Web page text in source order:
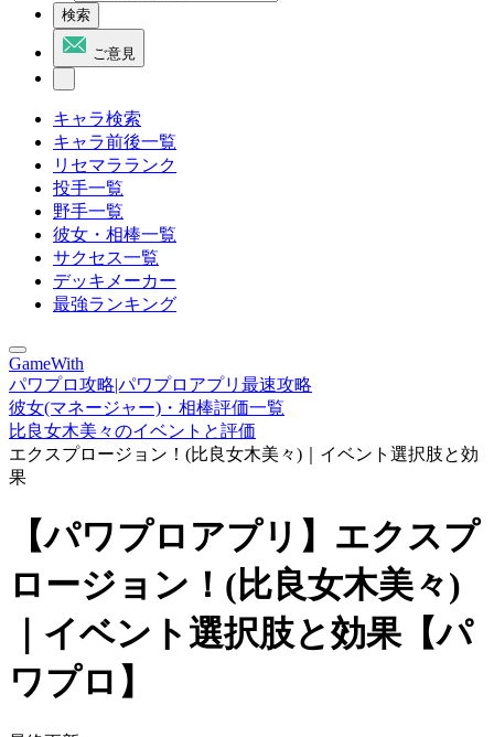
検索
ご意見
キャラ検索
キャラ前後一覧
リセマラランク
投手一覧
野手一覧
彼女・相棒一覧
サクセス一覧
デッキメーカー
最強ランキング
GameWith
パワプロ攻略|パワプロアプリ最速攻略
彼女(マネージャー)・相棒評価一覧
比良女木美々のイベントと評価
エクスプロージョン！(比良女木美々)｜イベント選択肢と効
果
【パワプロアプリ】エクスプ
ロージョン！(比良女木美々)
｜イベント選択肢と効果【パ
ワプロ】